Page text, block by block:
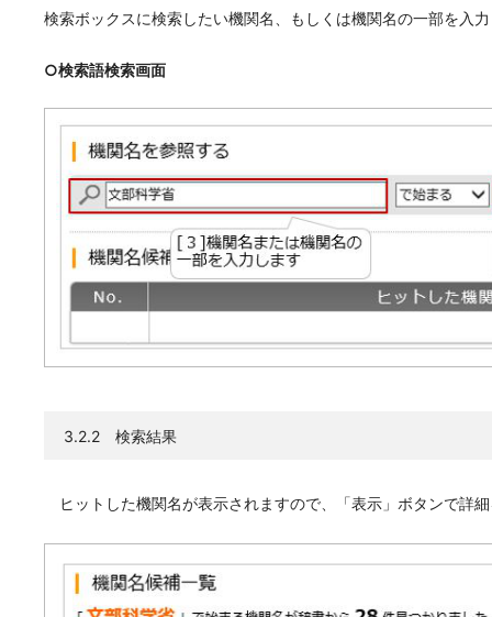
検索ボックスに検索したい機関名、もしくは機関名の一部を入
○検索語検索画面
3.2.2 検索結果
ヒットした機関名が表示されますので、「表示」ボタンで詳